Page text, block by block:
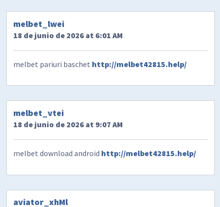
melbet_lwei
18 de junio de 2026 at 6:01 AM
melbet pariuri baschet http://melbet42815.help/
melbet_vtei
18 de junio de 2026 at 9:07 AM
melbet download android http://melbet42815.help/
aviator_xhMl